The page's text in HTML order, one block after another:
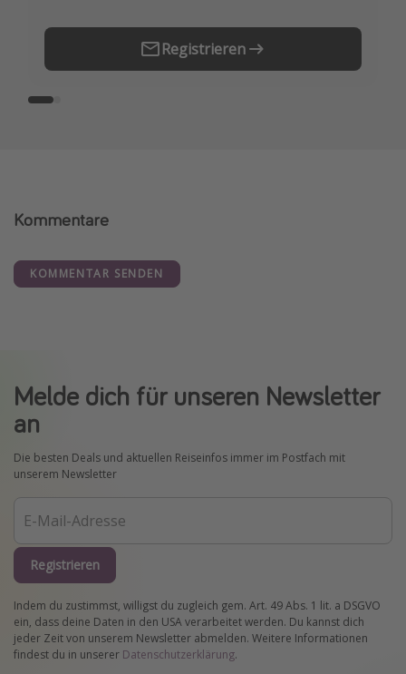
Registrieren
Kommentare
KOMMENTAR SENDEN
Melde dich für unseren Newsletter
an
Die besten Deals und aktuellen Reiseinfos immer im Postfach mit
unserem Newsletter
Registrieren
Indem du zustimmst, willigst du zugleich gem. Art. 49 Abs. 1 lit. a DSGVO
ein, dass deine Daten in den USA verarbeitet werden. Du kannst dich
jeder Zeit von unserem Newsletter abmelden. Weitere Informationen
findest du in unserer Datenschutzerklärung.